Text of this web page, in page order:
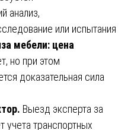
анализ,
или испытания
мебели: цена
но при этом
доказательная сила
Выезд эксперта за
учета транспортных